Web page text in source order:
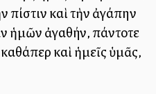
πίστιν καὶ τὴν ἀγάπην
ἡμῶν ἀγαθήν, πάντοτε
καὶ ἡμεῖς ὑμᾶς,